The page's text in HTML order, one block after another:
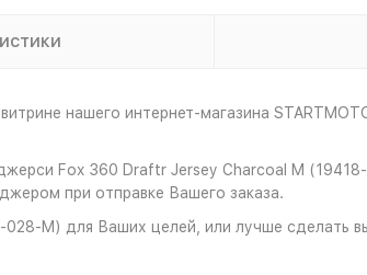
нашего интернет-магазина
Fox 360 Draftr Jersey Charcoal M
при отправке Вашего заказа.
M) для Ваших целей, или лучше сделать